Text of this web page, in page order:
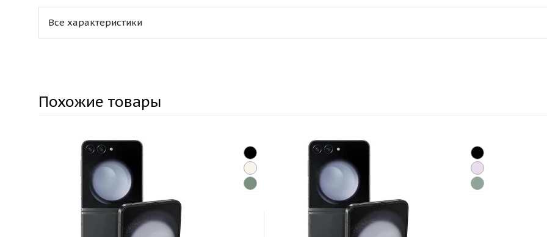
Все характеристики
Похожие товары